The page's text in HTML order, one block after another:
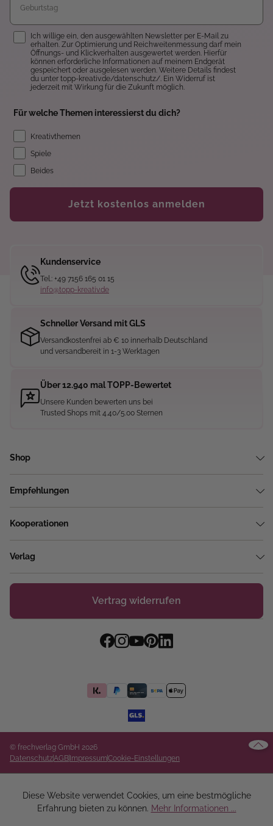
Einwilligung
Ich willige ein, den ausgewählten Newsletter per E-Mail zu
erhalten. Zur Optimierung und Reichweitenmessung darf mein
Öffnungs- und Klickverhalten ausgewertet werden. Hierfür
können erforderliche Informationen auf meinem Endgerät
gespeichert oder ausgelesen werden. Weitere Details findest
du unter topp-kreativ.de/datenschutz/. Ein Widerruf ist
jederzeit mit Wirkung für die Zukunft möglich.
Für welche Themen interessierst du dich?
Kreativthemen
Spiele
Beides
Jetzt kostenlos anmelden
Kundenservice
Tel.: +49 7156 165 01 15
info@topp-kreativ.de
Schneller Versand mit GLS
Versandkostenfrei ab € 10 innerhalb Deutschland
und versandbereit in 1-3 Werktagen
Über 12.940 mal TOPP-Bewertet
Unsere Kunden bewerten uns bei
Trusted Shops mit 4.40/5.00 Sternen
Shop
Empfehlungen
Kooperationen
Verlag
Vertrag widerrufen
© frechverlag GmbH 2026
DatenschutzAGBImpressumCookie-Einstellungen
Diese Website verwendet Cookies, um eine bestmögliche
Erfahrung bieten zu können. Mehr Informationen ...